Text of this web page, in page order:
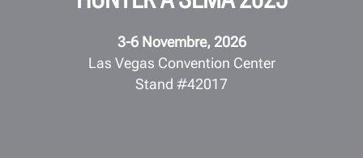
3-6 Novembre, 2026
Las Vegas Convention Center
Stand #42017